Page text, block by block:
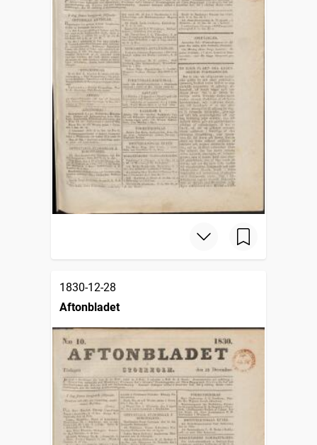
1830-12-28
Aftonbladet